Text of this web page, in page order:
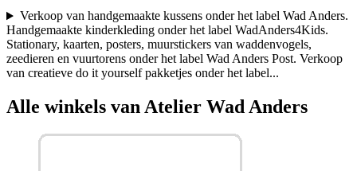
Verkoop van handgemaakte kussens onder het label Wad Anders.
Handgemaakte kinderkleding onder het label WadAnders4Kids.
Stationary, kaarten, posters, muurstickers van waddenvogels,
zeedieren en vuurtorens onder het label Wad Anders Post. Verkoop
van creatieve do it yourself pakketjes onder het label...
Alle winkels van Atelier Wad Anders